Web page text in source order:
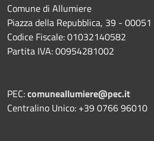
Comune di Allumiere
Piazza della Repubblica, 39 -
Codice Fiscale: 01032140582
Partita IVA: 00954281002
PEC:comuneallumiere@pec.it
Centralino Unico: +39 0766 96010